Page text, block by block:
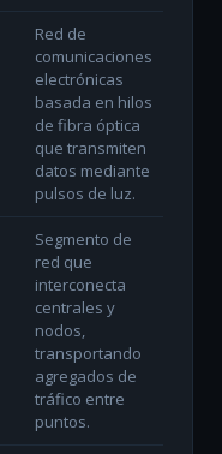
Red de
comunicaciones
electrónicas
basada en hilos
de fibra óptica
que transmiten
datos mediante
pulsos de luz.
Segmento de
red que
interconecta
centrales y
nodos,
transportando
agregados de
tráfico entre
puntos.